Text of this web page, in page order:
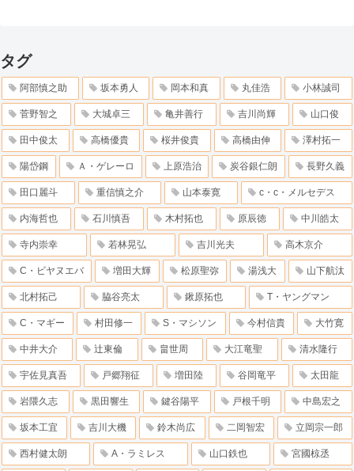
タグ
阿部慎之助 坂本勇人 岡本和真 丸佳浩 小林誠司
菅野智之 大城卓三 亀井善行 吉川尚輝 山口俊
田中俊太 高橋優貴 桜井俊貴 高橋由伸 澤村拓一
陽岱鋼 Ａ・ゲレーロ 上原浩治 炭谷銀仁朗 長野久義
田口麗斗 重信慎之介 山本泰寛 c・c・メルセデス
内海哲也 石川慎吾 木村拓也 原辰徳 中川皓太
寺内崇幸 若林晃弘 吉川光夫 高木京介
C・ビヤヌエバ 増田大輝 松原聖弥 湯浅大 山下航汰
北村拓己 脇谷亮太 鍬原拓也 T・ヤングマン
C・マギー 村田修一 S・マシソン 今村信貴 大竹寛
中井大介 辻東倫 畠世周 大江竜聖 清水隆行
宇佐見真吾 戸郷翔征 増田陸 谷岡竜平 太田龍
岩隈久志 黒田響生 鍵谷陽平 戸根千明 中島宏之
坂本工宜 吉川大機 鈴木尚広 二岡智宏 立岡宗一郎
西村健太朗 A・ラミレス 山口鉄也 宮國椋丞